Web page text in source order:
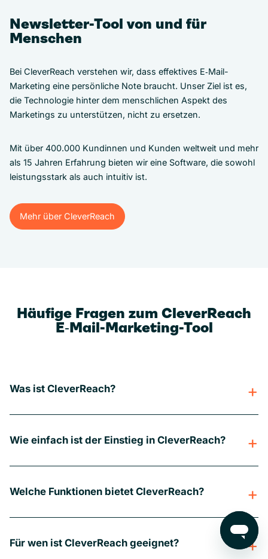
Newsletter-Tool von und für
Menschen
Bei CleverReach verstehen wir, dass effektives E‑Mail-
Marketing eine persönliche Note braucht. Unser Ziel ist es,
die Technologie hinter dem menschlichen Aspekt des
Marketings zu unterstützen, nicht zu ersetzen.
Mit über 400.000 Kundinnen und Kunden weltweit und mehr
als 15 Jahren Erfahrung bieten wir eine Software, die sowohl
leistungsstark als auch intuitiv ist.
Mehr über CleverReach
Mehr über CleverReach
Häufige Fragen zum CleverReach
E‑Mail-Marketing-Tool
Was ist CleverReach?
Wie einfach ist der Einstieg in CleverReach?
Welche Funktionen bietet CleverReach?
Für wen ist CleverReach geeignet?